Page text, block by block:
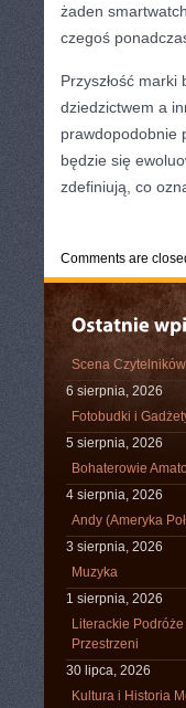
żaden
czegoś
Przyszłość
dziedzictwem a
prawdopodobnie
będzie się
zdefiniują, co
Comments are
Scena Czytelników
6 sierpnia, 2026
Fotobudki i
5 sierpnia, 2026
Bohaterowie
4 sierpnia, 2026
Andy (Ameryka
3 sierpnia, 2026
Muzyka
1 sierpnia, 2026
Literackie
Przestrzeni
30 lipca, 2026
Kultura i Historia